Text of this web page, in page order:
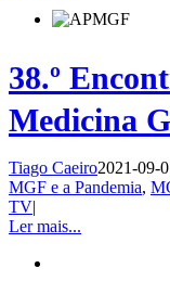
38.º
Medicina
Tiago Caeiro2021-09-
MGF e a Pandemia,
TV|
Ler mais...